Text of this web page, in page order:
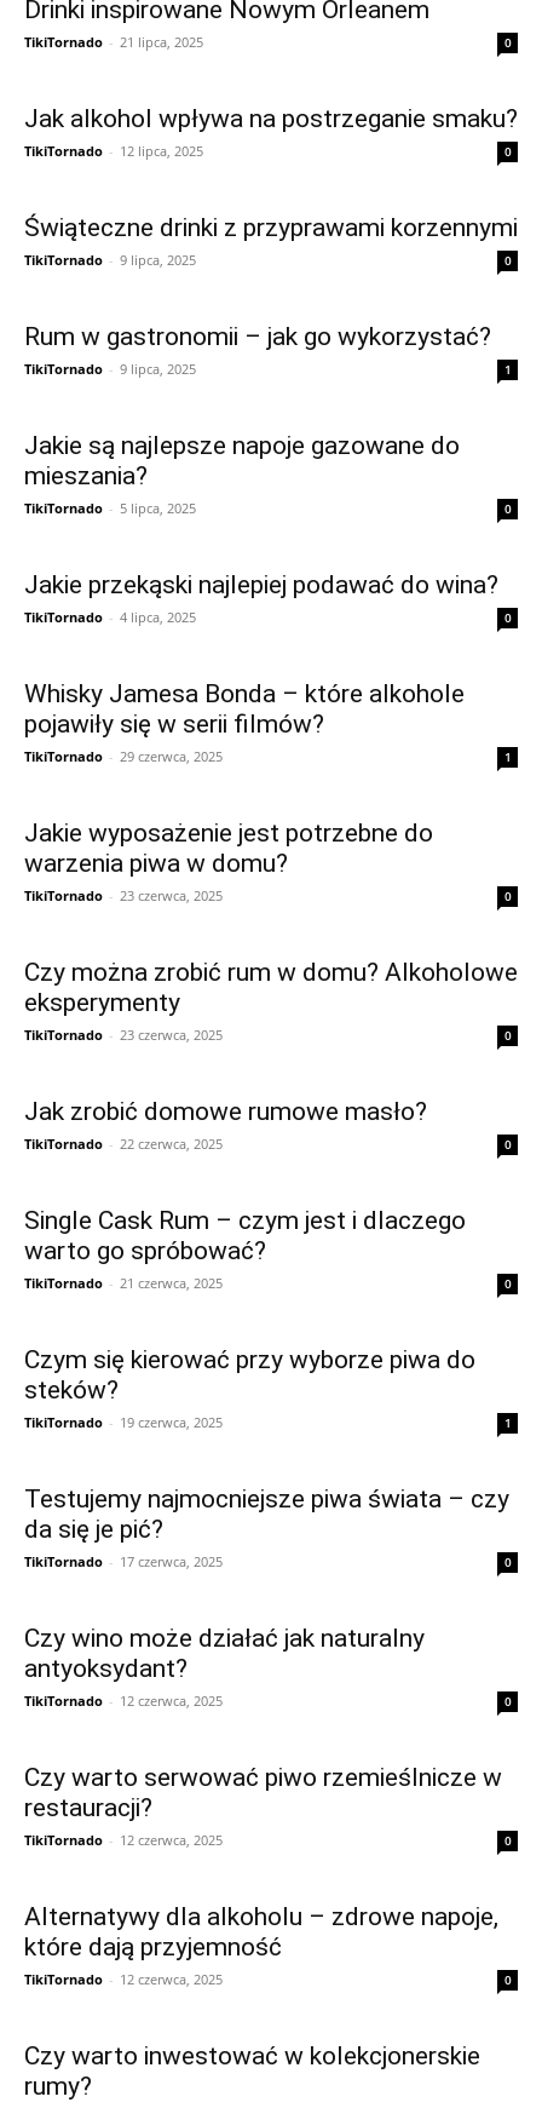
Drinki inspirowane Nowym Orleanem
TikiTornado - 21 lipca, 2025 0
Jak alkohol wpływa na postrzeganie smaku?
TikiTornado - 12 lipca, 2025 0
Świąteczne drinki z przyprawami korzennymi
TikiTornado - 9 lipca, 2025 0
Rum w gastronomii – jak go wykorzystać?
TikiTornado - 9 lipca, 2025 1
Jakie są najlepsze napoje gazowane do
mieszania?
TikiTornado - 5 lipca, 2025 0
Jakie przekąski najlepiej podawać do wina?
TikiTornado - 4 lipca, 2025 0
Whisky Jamesa Bonda – które alkohole
pojawiły się w serii filmów?
TikiTornado - 29 czerwca, 2025 1
Jakie wyposażenie jest potrzebne do
warzenia piwa w domu?
TikiTornado - 23 czerwca, 2025 0
Czy można zrobić rum w domu? Alkoholowe
eksperymenty
TikiTornado - 23 czerwca, 2025 0
Jak zrobić domowe rumowe masło?
TikiTornado - 22 czerwca, 2025 0
Single Cask Rum – czym jest i dlaczego
warto go spróbować?
TikiTornado - 21 czerwca, 2025 0
Czym się kierować przy wyborze piwa do
steków?
TikiTornado - 19 czerwca, 2025 1
Testujemy najmocniejsze piwa świata – czy
da się je pić?
TikiTornado - 17 czerwca, 2025 0
Czy wino może działać jak naturalny
antyoksydant?
TikiTornado - 12 czerwca, 2025 0
Czy warto serwować piwo rzemieślnicze w
restauracji?
TikiTornado - 12 czerwca, 2025 0
Alternatywy dla alkoholu – zdrowe napoje,
które dają przyjemność
TikiTornado - 12 czerwca, 2025 0
Czy warto inwestować w kolekcjonerskie
rumy?